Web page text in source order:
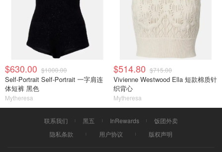
$630.00 $1000.00
Self-Portrait Self-Portrait 一字肩连
体短裤 黑色
Mytheresa
$514.80 $715.00
Vivienne Westwood Ella 短款棉质针
织背心
Mytheresa
联系我们 黑五 InRewards
饭团外卖
隐私条款
用户协议 版权声明